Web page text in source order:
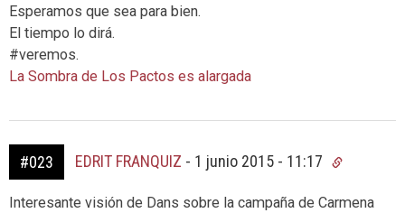
Esperamos que sea para bien.
El tiempo lo dirá.
#veremos.
La Sombra de Los Pactos es alargada
#023 EDRIT FRANQUIZ - 1 junio 2015 - 11:17
Interesante visión de Dans sobre la campaña de Carmena